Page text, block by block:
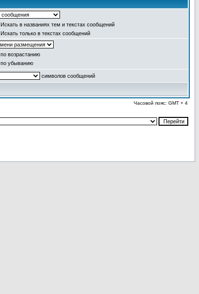
Искать в названиях тем и текстах сообщений
Искать только в текстах сообщений
по возрастанию
по убыванию
символов сообщений
Часовой пояс: GMT + 4